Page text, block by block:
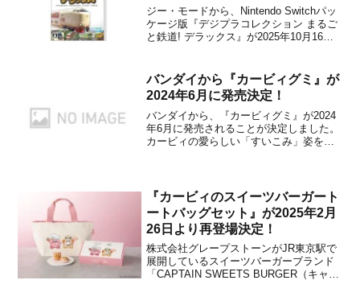
決定！
ジー・モードから、Nintendo Switchパッ
ケージ版『デジプラコレクション まるご
と鉄道! デラックス』が2025年10月16日
「デジプラコレクション まるごと鉄道！
ミニ」シリーズ 4タイトルをま...
バンダイから『カービィグミ』が
2024年6月に発売決定！
バンダイから、『カービィグミ』が2024
年6月に発売されることが決定しました。
カービィの愛らしい「すいこみ」姿をグ
ついて☆カービィの「すいこみ」をグミ
で、疑似体験できる穴開き...
『カービィのスイーツバーガート
ートバッグセット』が2025年2月
26日より再登場決定！
株式会社グレープストーンがJR東京駅で
展開しているスイーツバーガーブランド
「CAPTAIN SWEETS BURGER（キャプ